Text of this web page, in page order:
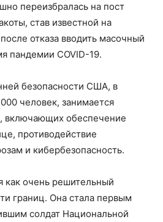
переизбралась на пост
став известной на
отказа вводить масочный
пандемии COVID-19.
безопасности США, в
человек, занимается
включающих обеспечение
противодействие
и кибербезопасность.
как очень решительный
границ. Она стала первым
солдат Национальной